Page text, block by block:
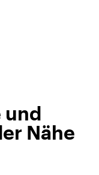
und
Nähe